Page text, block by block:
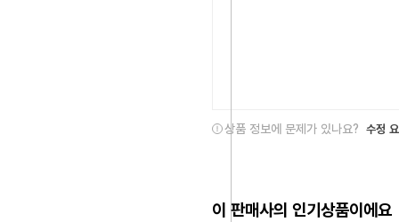
상품 정보에 문제가 있나요? 수정
이 판매사의 인기상품이에요